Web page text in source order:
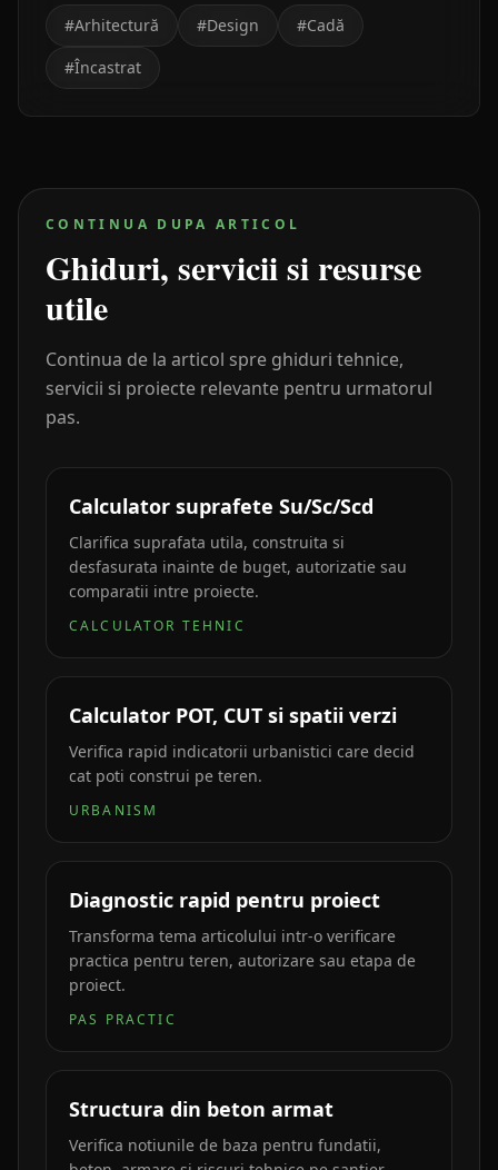
#Arhitectură #Design #Cadă
#Încastrat
CONTINUA DUPA ARTICOL
Ghiduri, servicii si resurse
utile
Continua de la articol spre ghiduri tehnice,
servicii si proiecte relevante pentru urmatorul
pas.
Calculator suprafete Su/Sc/Scd
Clarifica suprafata utila, construita si
desfasurata inainte de buget, autorizatie sau
comparatii intre proiecte.
CALCULATOR TEHNIC
Calculator POT, CUT si spatii verzi
Verifica rapid indicatorii urbanistici care decid
cat poti construi pe teren.
URBANISM
Diagnostic rapid pentru proiect
Transforma tema articolului intr-o verificare
practica pentru teren, autorizare sau etapa de
proiect.
PAS PRACTIC
Structura din beton armat
Verifica notiunile de baza pentru fundatii,